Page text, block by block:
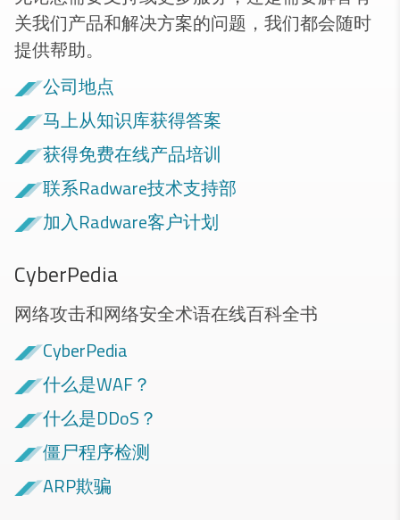
关我们产品和解决方案的问题，我们都会随时
提供帮助。
公司地点
马上从知识库获得答案
获得免费在线产品培训
联系Radware技术支持部
加入Radware客户计划
CyberPedia
网络攻击和网络安全术语在线百科全书
CyberPedia
什么是WAF？
什么是DDoS？
僵尸程序检测
ARP欺骗